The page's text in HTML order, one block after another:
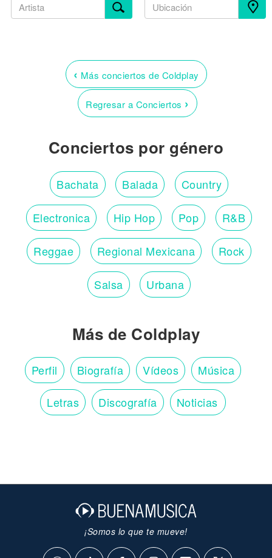
‹ Más conciertos de Coldplay
Regresar a Conciertos ›
Conciertos por género
Bachata Balada Country
Electronica Hip Hop Pop R&B
Reggae Regional Mexicana Rock
Salsa Urbana
Más de Coldplay
Perfil Biografía Vídeos Música
Letras Discografía Noticias
¡Somos lo que te mueve!